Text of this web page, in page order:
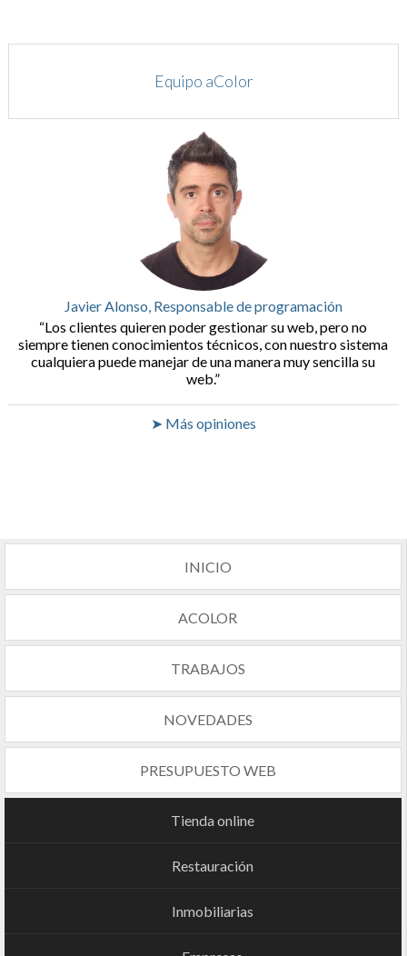
Equipo aColor
Javier Alonso, Responsable de programación
Los clientes quieren poder gestionar su web, pero no
siempre tienen conocimientos técnicos, con nuestro sistema
cualquiera puede manejar de una manera muy sencilla su
web.
➤ Más opiniones
INICIO
ACOLOR
TRABAJOS
NOVEDADES
PRESUPUESTO WEB
Tienda online
Restauración
Inmobiliarias